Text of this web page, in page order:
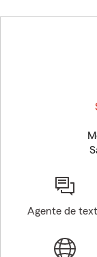
Agente de